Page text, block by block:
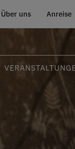
Über uns Anreise